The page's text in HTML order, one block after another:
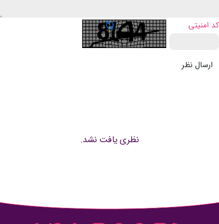
تازه سازی CAPTCHA کد امنیتی
ارسال نظر
نظری یافت نشد.